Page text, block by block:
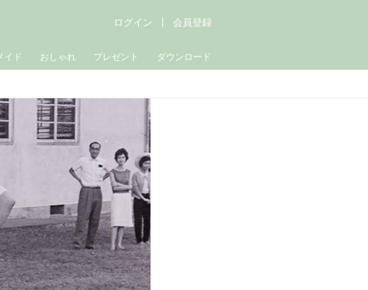
イド おしゃれ プレゼント ダウンロード
ログイン 会員登録